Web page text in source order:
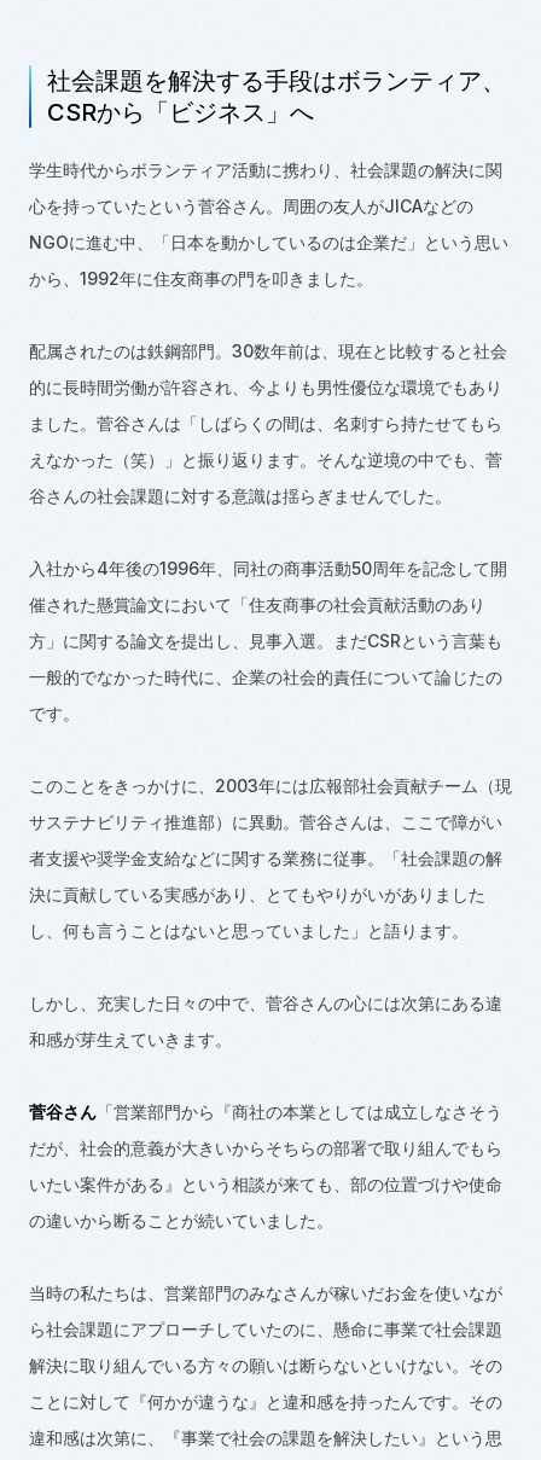
社会課題を解決する手段はボランティア、
CSRから「ビジネス」へ
学生時代からボランティア活動に携わり、社会課題の解決に関
心を持っていたという菅谷さん。周囲の友人がJICAなどの
NGOに進む中、「日本を動かしているのは企業だ」という思い
から、 1992年に住友商事の門を叩きました。
配属されたのは鉄鋼部門。30数年前は、現在と比較すると社会
的に長時間労働が許容され、今よりも男性優位な環境でもあり
ました。菅谷さんは「しばらくの間は、名刺すら持たせてもら
えなかった（笑）」と振り返ります。そんな逆境の中でも、菅
谷さんの社会課題に対する意識は揺らぎませんでした。
入社から4年後の1996年、同社の商事活動50周年を記念して開
催された懸賞論文において「住友商事の社会貢献活動のあり
方」に関する論文を提出し、見事入選。まだCSRという言葉も
一般的でなかった時代に、企業の社会的責任について論じたの
です。
このことをきっかけに、 2003年には広報部社会貢献チーム（現
サステナビリティ推進部）に異動。菅谷さんは、ここで障がい
者支援や奨学金支給などに関する業務に従事。「社会課題の解
決に貢献している実感があり、とてもやりがいがありました
し、何も言うことはないと思っていました」と語ります。
しかし、充実した日々の中で、菅谷さんの心には次第にある違
和感が芽生えていきます。
菅谷さん「営業部門から『商社の本業としては成立しなさそう
だが、社会的意義が大きいからそちらの部署で取り組んでもら
いたい案件がある』という相談が来ても、部の位置づけや使命
の違いから断ることが続いていました。
当時の私たちは、営業部門のみなさんが稼いだお金を使いなが
ら社会課題にアプローチしていたのに、懸命に事業で社会課題
解決に取り組んでいる方々の願いは断らないといけない。その
ことに対して『何かが違うな』と違和感を持ったんです。その
違和感は次第に、『事業で社会の課題を解決したい』という思